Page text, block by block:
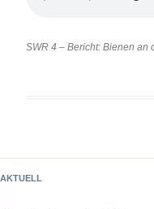
SWR 4 – Bericht: Bienen an
AKTUELL